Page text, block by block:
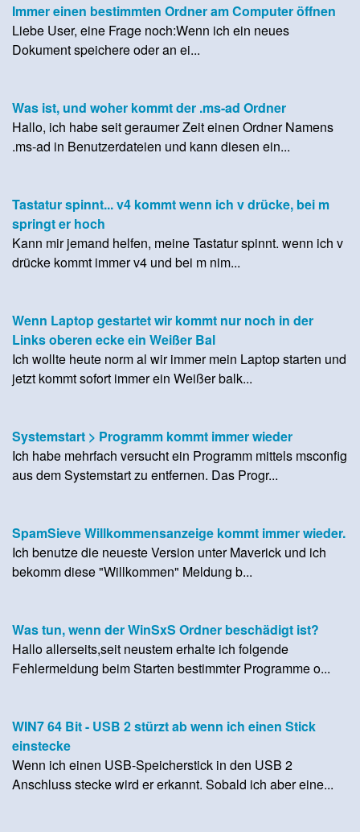
Immer einen bestimmten Ordner am Computer öffnen
Liebe User, eine Frage noch:Wenn ich ein neues
Dokument speichere oder an ei...
Was ist, und woher kommt der .ms-ad Ordner
Hallo, ich habe seit geraumer Zeit einen Ordner Namens
.ms-ad in Benutzerdateien und kann diesen ein...
Tastatur spinnt... v4 kommt wenn ich v drücke, bei m
springt er hoch
Kann mir jemand helfen, meine Tastatur spinnt. wenn ich v
drücke kommt immer v4 und bei m nim...
Wenn Laptop gestartet wir kommt nur noch in der
Links oberen ecke ein Weißer Bal
Ich wollte heute norm al wir immer mein Laptop starten und
jetzt kommt sofort immer ein Weißer balk...
Systemstart > Programm kommt immer wieder
Ich habe mehrfach versucht ein Programm mittels msconfig
aus dem Systemstart zu entfernen. Das Progr...
SpamSieve Willkommensanzeige kommt immer wieder.
Ich benutze die neueste Version unter Maverick und ich
bekomm diese "Willkommen" Meldung b...
Was tun, wenn der WinSxS Ordner beschädigt ist?
Hallo allerseits,seit neustem erhalte ich folgende
Fehlermeldung beim Starten bestimmter Programme o...
WIN7 64 Bit - USB 2 stürzt ab wenn ich einen Stick
einstecke
Wenn ich einen USB-Speicherstick in den USB 2
Anschluss stecke wird er erkannt. Sobald ich aber eine...